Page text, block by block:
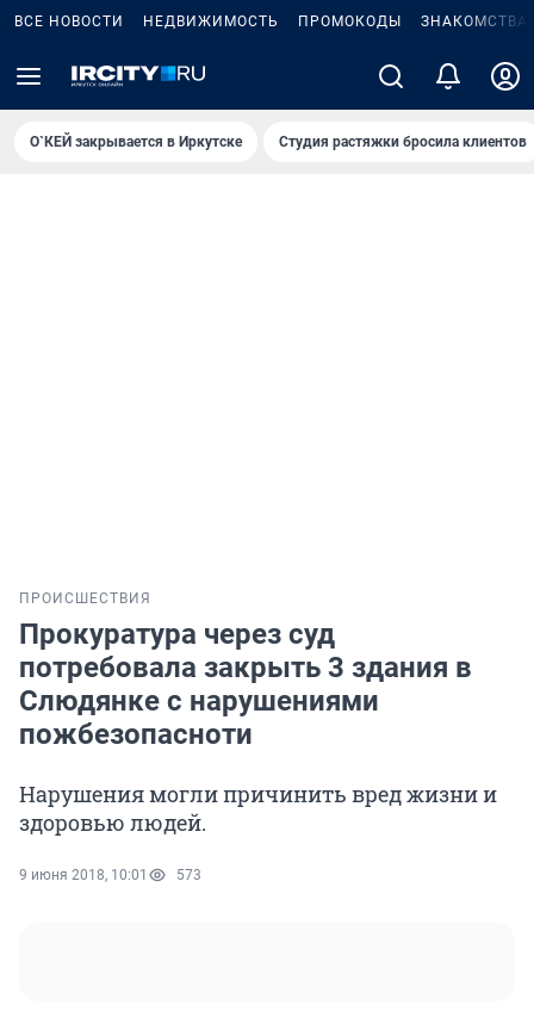
ВСЕ НОВОСТИ НЕДВИЖИМОСТЬ ПРОМОКОДЫ ЗНАКОМСТВА
О`КЕЙ закрывается в Иркутске Студия растяжки бросила клиентов
ПРОИСШЕСТВИЯ
Прокуратура через суд
потребовала закрыть 3 здания в
Слюдянке с нарушениями
пожбезопасноти
Нарушения могли причинить вред жизни и
здоровью людей.
9 июня 2018, 10:01 573